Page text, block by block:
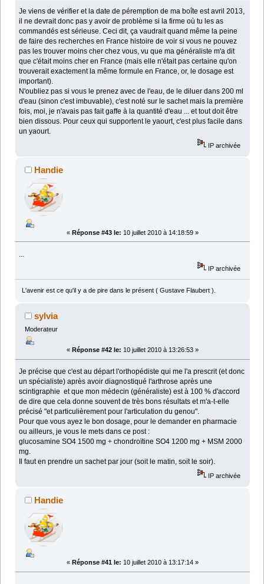
Je viens de vérifier et la date de péremption de ma boîte est avril 2013,
il ne devrait donc pas y avoir de problème si la firme où tu les as
commandés est sérieuse. Ceci dit, ça vaudrait quand même la peine
de faire des recherches en France histoire de voir si vous ne pouvez
pas les trouver moins cher chez vous, vu que ma généraliste m'a dit
que c'était moins cher en France (mais elle n'était pas certaine qu'on
trouverait exactement la même formule en France, or, le dosage est
important).
N'oubliez pas si vous le prenez avec de l'eau, de le diluer dans 200 ml
d'eau (sinon c'est imbuvable), c'est noté sur le sachet mais la première
fois, moi, je n'avais pas fait gaffe à la quantité d'eau ... et tout doit être
bien dissous. Pour ceux qui supportent le yaourt, c'est plus facile dans
un yaourt.
IP archivée
Handie
« Réponse #43 le: 10 juillet 2010 à 14:18:59 »
IP archivée
L'avenir est ce qu'il y a de pire dans le présent ( Gustave Flaubert ).
sylvia
Moderateur
« Réponse #42 le: 10 juillet 2010 à 13:26:53 »
Je précise que c'est au départ l'orthopédiste qui me l'a prescrit (et donc
un spécialiste) après avoir diagnostiqué l'arthrose après une
scintigraphie et que mon médecin (généraliste) est à 100 % d'accord
de dire que cela donne souvent de très bons résultats et m'a-t-elle
précisé "et particulièrement pour l'articulation du genou".
Pour que vous ayez le bon dosage, pour le demander en pharmacie
ou ailleurs, je vous le mets dans ce post :
glucosamine SO4 1500 mg + chondroïtine SO4 1200 mg + MSM 2000
mg.
Il faut en prendre un sachet par jour (soit le matin, soit le soir).
IP archivée
Handie
« Réponse #41 le: 10 juillet 2010 à 13:17:14 »